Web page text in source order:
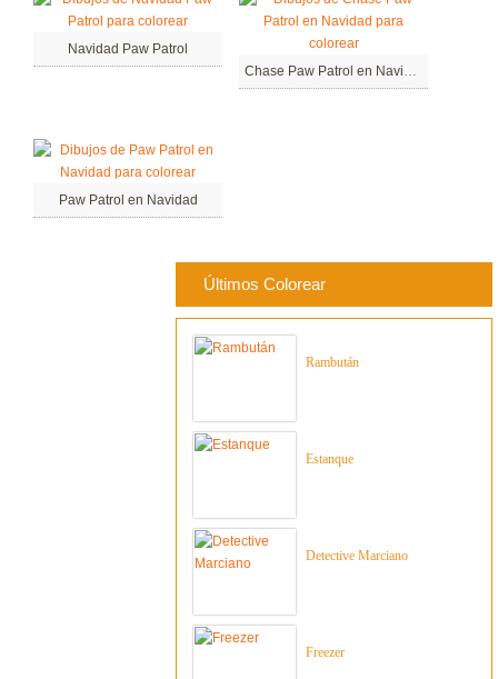
Navidad Paw Patrol
Chase Paw Patrol en Navidad
Paw Patrol en Navidad
Últimos Colorear
Rambután
Estanque
Detective Marciano
Freezer